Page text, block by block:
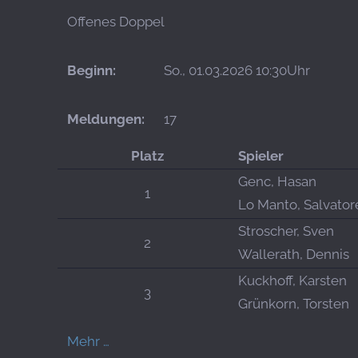
Offenes Doppel
Beginn: So., 01.03.2026 10:30Uhr
Meldungen: 17
Platz Spieler
1
Genc, Hasan
Lo Manto,
2
Stroscher, Sven
Wallerath, Dennis
3
Kuckhoff, Karsten
Grünkorn, Torsten
Mehr …